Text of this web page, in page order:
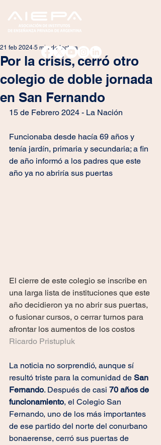
Por la crisis, cerró otro
colegio de doble jornada
en San Fernando
21 feb 2024 5 min de lectura
15 de Febrero 2024 - La Nación
Funcionaba desde hacía 69 años y
tenía jardín, primaria y secundaria; a fin
de año informó a los padres que este
año ya no abriría sus puertas
El cierre de este colegio se inscribe en
una larga lista de instituciones que este
año decidieron ya no abrir sus puertas,
o fusionar cursos, o cerrar turnos para
afrontar los aumentos de los costos
Ricardo Pristupluk
La noticia no sorprendió, aunque sí
resultó triste para la comunidad de San
Fernando. Después de casi 70 años de
funcionamiento, el Colegio San
Fernando, uno de los más importantes
de ese partido del norte del conurbano
bonaerense, cerró sus puertas de